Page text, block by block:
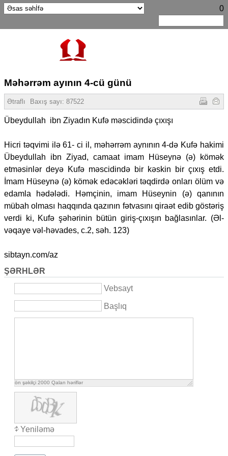
0
Məhərrəm ayının 4-cü günü
Ətraflı Baxış sayı: 87522
Übeydullah ibn Ziyadın Kufə məscidində çıxışı
Hicri təqvimi ilə 61- ci il, məhərrəm aynının 4-də Kufə hakimi
Übeydullah ibn Ziyad, camaat imam Hüseynə (ə) kömək
etməsinlər deyə Kufə məscidində bir kəskin bir çıxış etdi.
İmam Hüseynə (ə) kömək edəcəkləri təqdirdə onları ölüm və
edamla hədələdi. Həmçinin, imam Hüseynin (ə) qanının
mübah olması haqqında qazının fətvasını qiraət edib göstəriş
verdi ki, Kufə şəhərinin bütün giriş-çıxışın bağlasınlar. (Əl-
vəqaye vəl-həvades, c.2, səh. 123)
sibtayn.com/az
ŞƏRHLƏR
Vebsayt
Başlıq
ön şəkilçi 2000 Qalan həriflər
Yeniləmə